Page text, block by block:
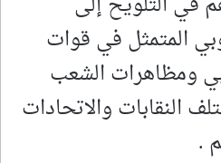
المتمثل في قوات
ومظاهرات الشعب
النقابات والاتحادات
.